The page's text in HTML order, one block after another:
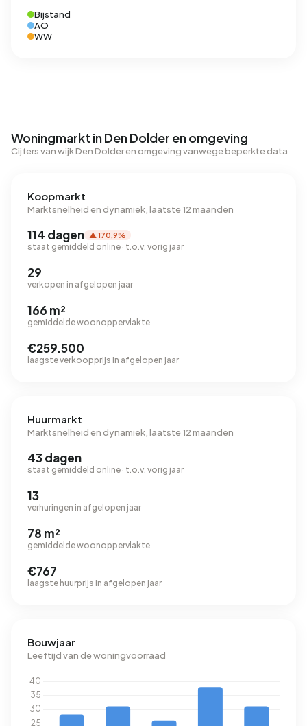
Bijstand
AO
WW
Woningmarkt in Den Dolder en omgeving
Cijfers van wijk Den Dolder en omgeving vanwege beperkte data
Koopmarkt
Marktsnelheid en dynamiek, laatste 12 maanden
114 dagen ▲ 170,9%
staat gemiddeld online · t.o.v. vorig jaar
29
verkopen in afgelopen jaar
166 m²
gemiddelde woonoppervlakte
€259.500
laagste verkoopprijs in afgelopen jaar
Huurmarkt
Marktsnelheid en dynamiek, laatste 12 maanden
43 dagen
staat gemiddeld online · t.o.v. vorig jaar
13
verhuringen in afgelopen jaar
78 m²
gemiddelde woonoppervlakte
€767
laagste huurprijs in afgelopen jaar
Bouwjaar
Leeftijd van de woningvoorraad